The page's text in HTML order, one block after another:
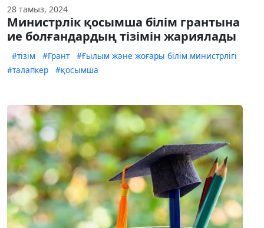
28 тамыз, 2024
Министрлік қосымша білім грантына
ие болғандардың тізімін жариялады
#тізім #Грант
#Ғылым және жоғары білім министрлігі
#талапкер
#қосымша